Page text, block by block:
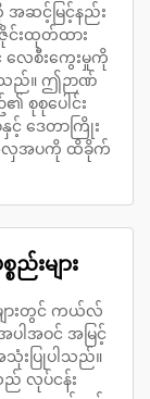
အဆင့်မြင့်နည်း
င်းထုတ်ထား
လေစီးကွေးမှုကို
ါသည်။ ဤဉာဏ်
စုစုပေါင်း
င့် ဒေတာကြိုး
လှအပကို ထိခိုက်
းများ
ားတွင် ကယ်လ်
ါအဝင် အမြင့်
းပြုပါသည်။
လုပ်ငန်း